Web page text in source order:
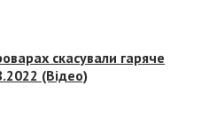
скасували гаряче
(Відео)